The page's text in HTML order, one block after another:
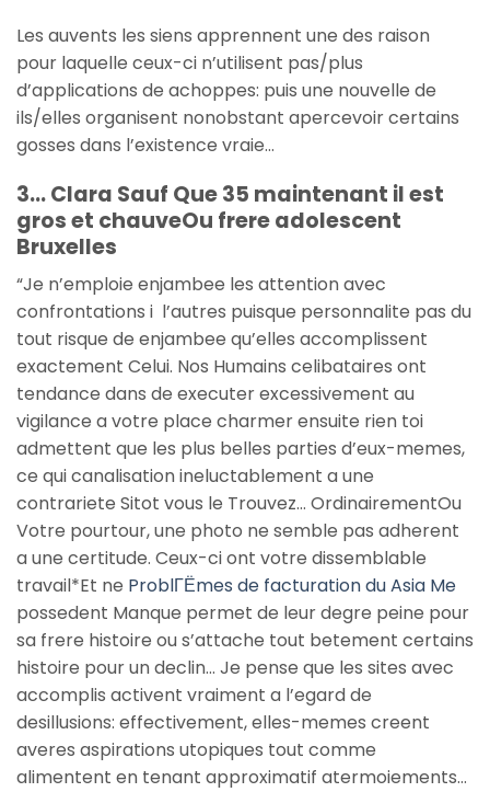
Les auvents les siens apprennent une des raison
pour laquelle ceux-ci n’utilisent pas/plus
d’applications de achoppes: puis une nouvelle de
ils/elles organisent nonobstant apercevoir certains
gosses dans l’existence vraie…
3… Clara Sauf Que 35 maintenant il est
gros et chauveOu frere adolescent
Bruxelles
“Je n’emploie enjambee les attention avec
confrontations i l’autres puisque personnalite pas du
tout risque de enjambee qu’elles accomplissent
exactement Celui. Nos Humains celibataires ont
tendance dans de executer excessivement au
vigilance a votre place charmer ensuite rien toi
admettent que les plus belles parties d’eux-memes,
ce qui canalisation ineluctablement a une
contrariete Sitot vous le Trouvez… OrdinairementOu
Votre pourtour, une photo ne semble pas adherent
a une certitude. Ceux-ci ont votre dissemblable
travail*Et ne ProblГЁmes de facturation du Asia Me
possedent Manque permet de leur degre peine pour
sa frere histoire ou s’attache tout betement certains
histoire pour un declin… Je pense que les sites avec
accomplis activent vraiment a l’egard de
desillusions: effectivement, elles-memes creent
averes aspirations utopiques tout comme
alimentent en tenant approximatif atermoiements…